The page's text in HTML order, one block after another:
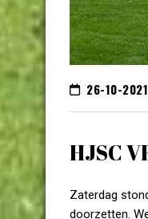
26-10-2021
HJSC
Zaterdag
doorzetten.